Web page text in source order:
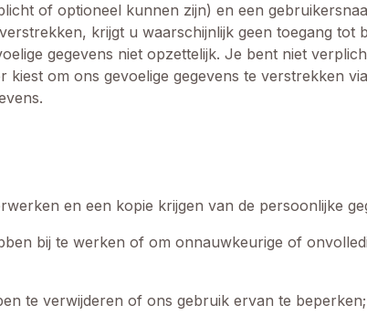
of optioneel kunnen zijn) en een
krijgt u waarschijnlijk geen toegang tot
gegevens niet opzettelijk. Je bent niet
om ons gevoelige gegevens te verstrekken
en een kopie krijgen van de persoonlijke
bij te werken of om onnauwkeurige of
te verwijderen of ons gebruik ervan te beperken;